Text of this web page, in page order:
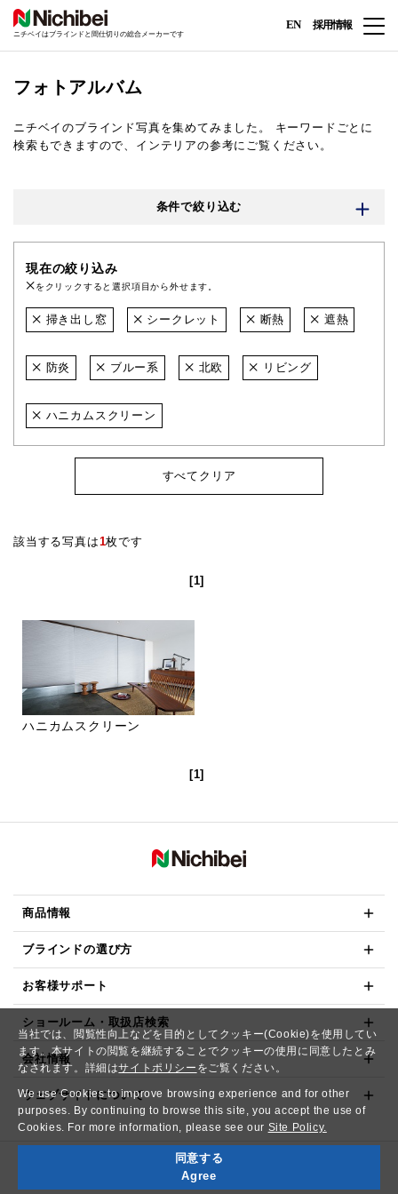
当社では、閲覧性向上などを目的としてクッキー(Cookie)を使用してい
ます。本サイトの閲覧を継続することでクッキーの使用に同意したとみ
なされます。詳細はサイトポリシー をご覧ください。
We use Cookies to improve browsing experience and for other
purposes. By continuing to browse this site, you accept the use of
Cookies. For more information, please see our Site Policy.
同意する
Agree
ニチベイはブラインドと間仕切りの総合メーカーです
EN 採用情報
フォトアルバム
ニチベイのブラインド写真を集めてみました。
キーワードごとに
検索もできますので、インテリアの参考にご覧ください。
条件で絞り込む
現在の絞り込み
をクリックすると選択項目から外せます。
掃き出し窓 シークレット 断熱 遮熱
防炎 ブルー系 北欧 リビング
ハニカムスクリーン
すべてクリア
該当する写真は1枚です
[1]
ハニカムスクリーン
[1]
商品情報
ブラインドの選び方
お客様サポート
ショールーム・取扱店検索
会社情報
ウェブサイトについて
Copyright© NICHIBEI CO.,LTD. All Rights Reserved.